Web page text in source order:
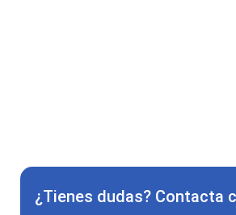
¿Tienes dudas? Contacta